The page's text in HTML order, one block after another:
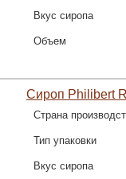
Вкус сиропа
Объем
Сироп Philibert
Страна
Тип упаковки
Вкус сиропа